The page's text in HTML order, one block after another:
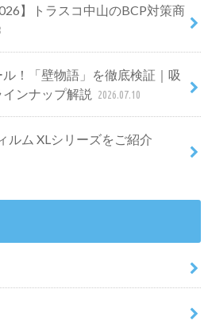
】トラスコ中山のBCP対策商
！「壁物語」を徹底検証｜吸
ンナップ解説
2026.07.10
ム XLシリーズをご紹介